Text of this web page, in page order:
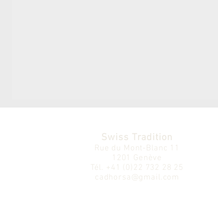
Swiss Tradition
Rue du Mont-Blanc 11
1201 Genève
Tél.
+41 (0)22 732 28 25
cadhorsa@gmail.com